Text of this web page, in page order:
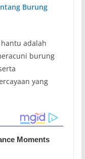
Burung
adalah
burung
yang